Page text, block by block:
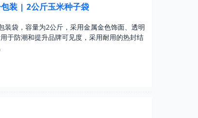
装 | 2公斤玉米种子袋
袋，容量为2公斤，采用金属金色饰面、透明
于防潮和提升品牌可见度，采用耐用的热封结